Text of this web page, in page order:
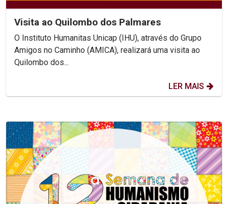
Visita ao Quilombo dos Palmares
O Instituto Humanitas Unicap (IHU), através do Grupo
Amigos no Caminho (AMICA), realizará uma visita ao
Quilombo dos...
LER MAIS